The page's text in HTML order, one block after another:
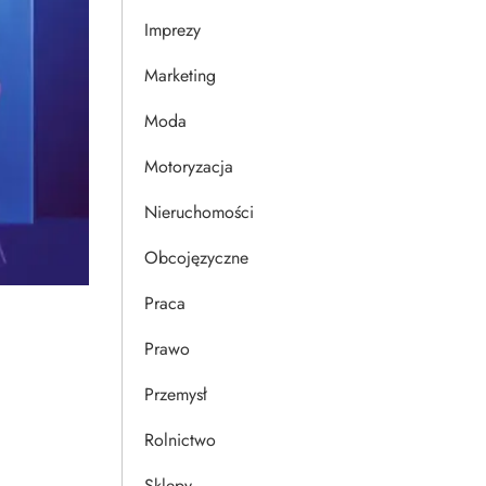
Imprezy
Marketing
Moda
Motoryzacja
Nieruchomości
Obcojęzyczne
Praca
Prawo
Przemysł
Rolnictwo